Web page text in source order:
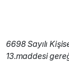
6698 Sayılı
13.maddesi